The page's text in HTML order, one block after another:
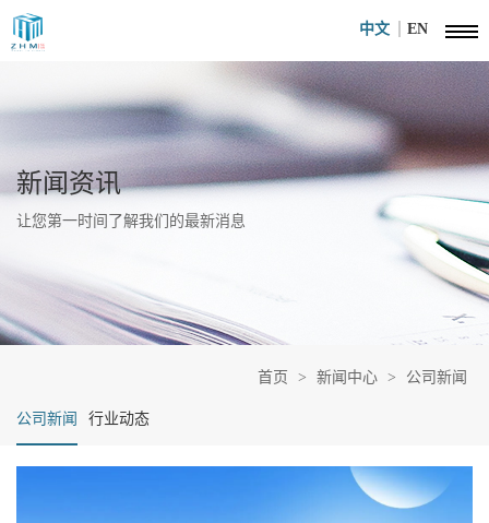
中文 EN
新闻资讯
让您第一时间了解我们的最新消息
首页 > 新闻中心 > 公司新闻
公司新闻 行业动态